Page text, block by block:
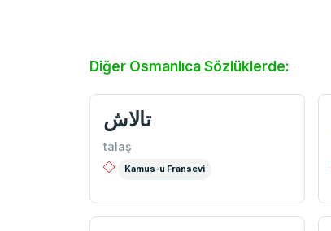
Diğer Osmanlıca Sözlüklerde:
تالاش
talaş
Kamus-u Fransevi